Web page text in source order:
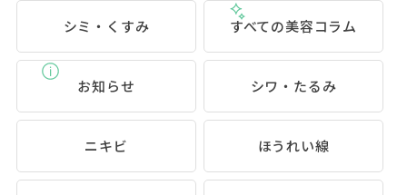
シミ・くすみ すべての美容コラム
お知らせ シワ・たるみ
ニキビ ほうれい線